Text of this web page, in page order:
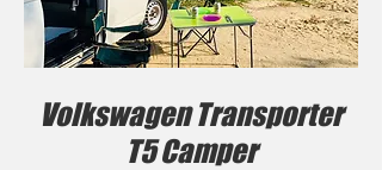
Volkswagen Transporter
T5 Camper